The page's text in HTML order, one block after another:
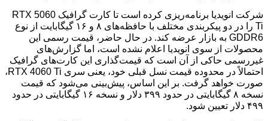
شرکت انویدیا برنامه‌ریزی کرده است تا کارت گرافیک RTX 5060
Ti را در دو پیکربندی مختلف با حافظه‌های ۸ و ۱۶ گیگابایت از نوع
GDDR6 به بازار عرضه کند. در حال حاضر، قیمت رسمی این
محصولات از سوی انویدیا اعلام نشده است، اما گزارش‌های
غیررسمی حاکی از آن است که قیمت‌گذاری این کارت‌های گرافیک
احتمالاً در محدوده قیمت نسل قبلی خود، یعنی سری RTX 4060 Ti،
صورت خواهد گرفت. بر این اساس، پیش‌بینی می‌شود که قیمت
نسخه ۸ گیگابایتی در حدود ۳۹۹ دلار و نسخه ۱۶ گیگابایتی در حدود
۴۹۹ دلار تعیین شود.